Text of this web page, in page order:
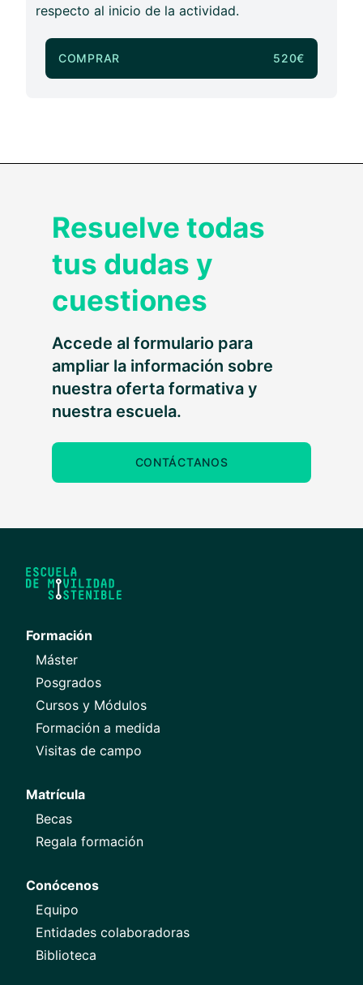
respecto al inicio de la actividad.
COMPRAR 520€
Resuelve todas
tus dudas y
cuestiones
Accede al formulario para
ampliar la información sobre
nuestra oferta formativa y
nuestra escuela.
CONTÁCTANOS
Formación
Máster
Posgrados
Cursos y Módulos
Formación a medida
Visitas de campo
Matrícula
Becas
Regala formación
Conócenos
Equipo
Entidades colaboradoras
Biblioteca